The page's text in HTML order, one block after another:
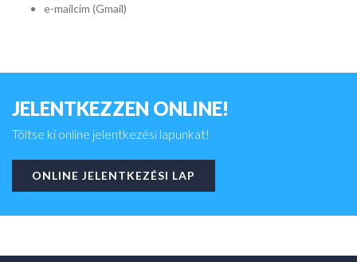
e-mailcím (Gmail)
JELENTKEZZEN ONLINE!
Töltse ki online jelentkezési lapunkat!
ONLINE JELENTKEZÉSI LAP